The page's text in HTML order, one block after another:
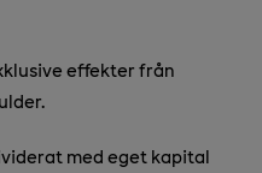
effekter från
med eget kapital